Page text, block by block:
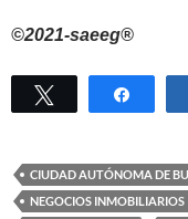
©2021-saeeg®
Twittear
CIUDAD AUTÓNOMA DE
NEGOCIOS INMOBILIARIOS